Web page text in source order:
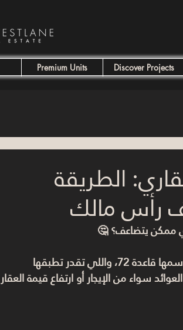
Premium Units Discover Projects
الطريقة
رأس مالك
ممكن يتضاعف؟ 🤔
قاعدة 72
، واللي تقدر تطبقها
سواء من الإيجار أو ارتفاع قيمة العقار